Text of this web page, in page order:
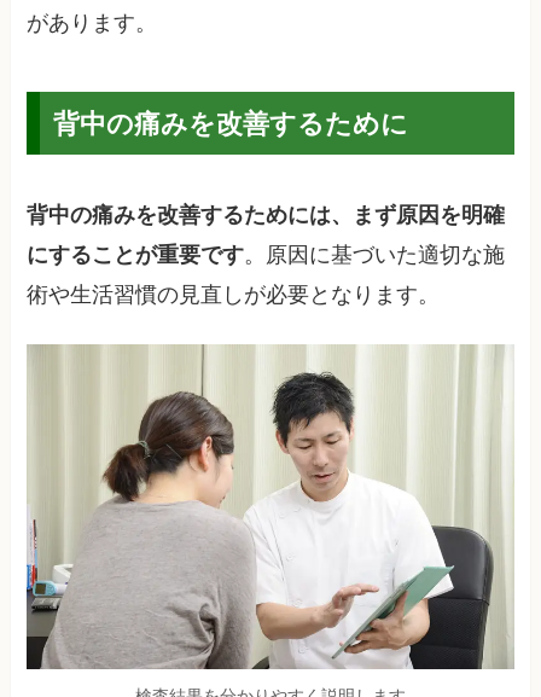
があります。
背中の痛みを改善するために
背中の痛みを改善するためには、まず原因を明確
にすることが重要です。原因に基づいた適切な施
術や生活習慣の見直しが必要となります。